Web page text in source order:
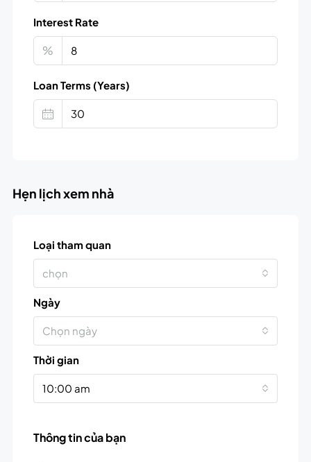
Interest Rate
%
Loan Terms (Years)
Hẹn lịch xem nhà
Loại tham quan
chọn
Ngày
Chọn ngày
Thời gian
10:00 am
Thông tin của bạn